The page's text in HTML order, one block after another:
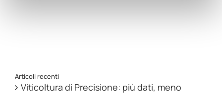
Articoli recenti
Viticoltura di Precisione: più dati, meno